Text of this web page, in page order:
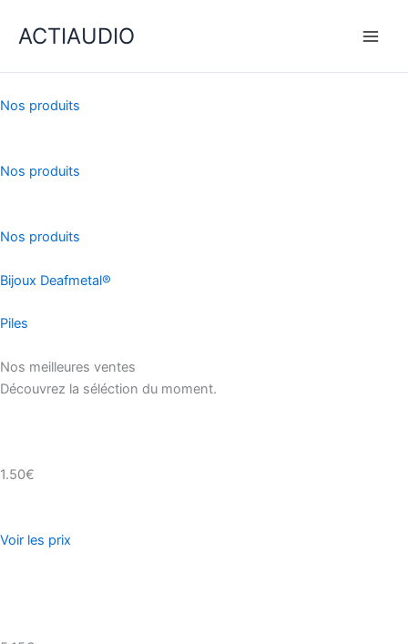
ACTIAUDIO
Nos produits
Nos produits
Nos produits
Bijoux Deafmetal®
Piles
Nos meilleures ventes
Découvrez la séléction du moment.
1.50€
Voir les prix